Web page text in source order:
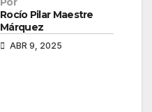
Rocío Pilar Maestre
Márquez
ABR 9, 2025